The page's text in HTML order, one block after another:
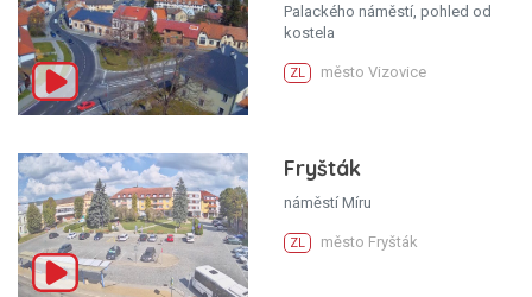
Palackého náměstí, pohled od
kostela
ZL město Vizovice
Fryšták
náměstí Míru
ZL město Fryšták